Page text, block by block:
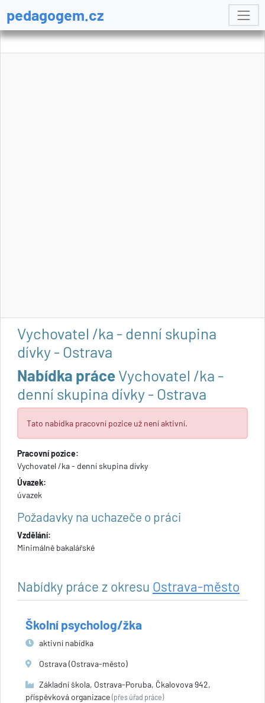
pedagogem.cz
Vychovatel /ka - denní skupina
dívky - Ostrava
Nabídka práceVychovatel /ka -
denní skupina dívky - Ostrava
Tato nabídka pracovní pozice už není aktivní.
Pracovní pozice:
Vychovatel /ka - denní skupina dívky
Úvazek:
úvazek
Požadavky na uchazeče o práci
Vzdělání:
Minimálně bakalářské
Nabídky práce z okresu Ostrava-město
Školní psycholog/žka
aktivní nabídka
Ostrava (Ostrava-město)
Základní škola, Ostrava-Poruba, Čkalovova 942,
příspěvková organizace (přes úřad práce)